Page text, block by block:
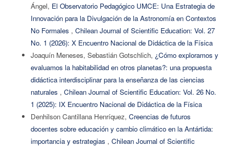
Ángel, El Observatorio Pedagógico UMCE: Una Estrategia de
Innovación para la Divulgación de la Astronomía en Contextos
No Formales , Chilean Journal of Scientific Education: Vol. 27
No. 1 (2026): X Encuentro Nacional de Didáctica de la Física
Joaquín Meneses, Sebastián Gotschlich, ¿Cómo exploramos y
evaluamos la habitabilidad en otros planetas?: una propuesta
didáctica interdisciplinar para la enseñanza de las ciencias
naturales , Chilean Journal of Scientific Education: Vol. 26 No.
1 (2025): IX Encuentro Nacional de Didáctica de la Física
Denhilson Cantillana Henríquez, Creencias de futuros
docentes sobre educación y cambio climático en la Antártida:
importancia y estrategias , Chilean Journal of Scientific